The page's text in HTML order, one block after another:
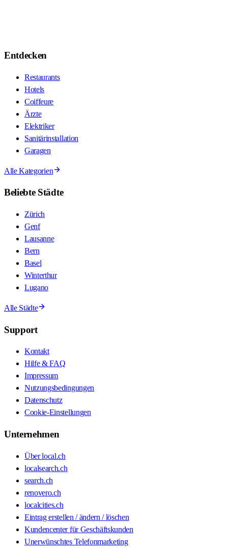
Entdecken
Restaurants
Hotels
Coiffeure
Ärzte
Elektriker
Sanitärinstallation
Garagen
Alle Kategorien
Beliebte Städte
Zürich
Genf
Lausanne
Bern
Basel
Winterthur
Lugano
Alle Städte
Support
Kontakt
Hilfe & FAQ
Impressum
Nutzungsbedingungen
Datenschutz
Cookie-Einstellungen
Unternehmen
Über local.ch
localsearch.ch
search.ch
renovero.ch
localcities.ch
Eintrag erstellen / ändern / löschen
Kundencenter für Geschäftskunden
Unerwünschtes Telefonmarketing